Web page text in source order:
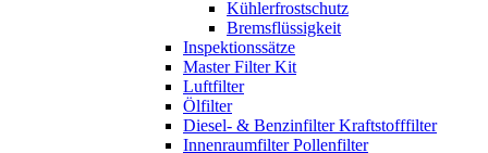
Kühlerfrostschutz
Bremsflüssigkeit
Inspektionssätze
Master Filter Kit
Luftfilter
Ölfilter
Diesel- & Benzinfilter Kraftstofffilter
Innenraumfilter Pollenfilter